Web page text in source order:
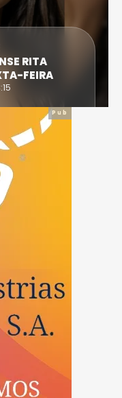
RITA
FEIRA
Pub